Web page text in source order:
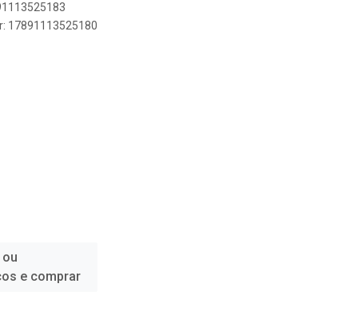
17891113525180
e comprar